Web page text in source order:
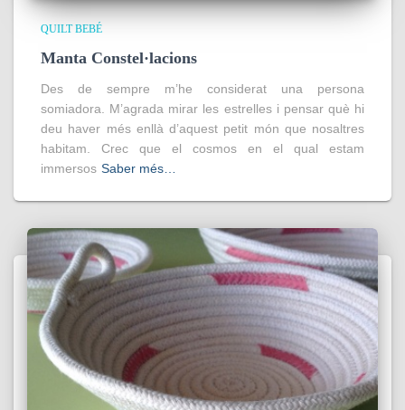
QUILT BEBÉ
Manta Constel·lacions
Des de sempre m’he considerat una persona
somiadora. M’agrada mirar les estrelles i pensar què hi
deu haver més enllà d’aquest petit món que nosaltres
habitam. Crec que el cosmos en el qual estam
immersos Saber més…